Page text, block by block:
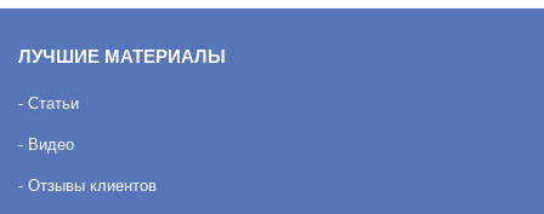
ЛУЧШИЕ МАТЕРИАЛЫ
- Статьи
- Видео
- Отзывы клиентов